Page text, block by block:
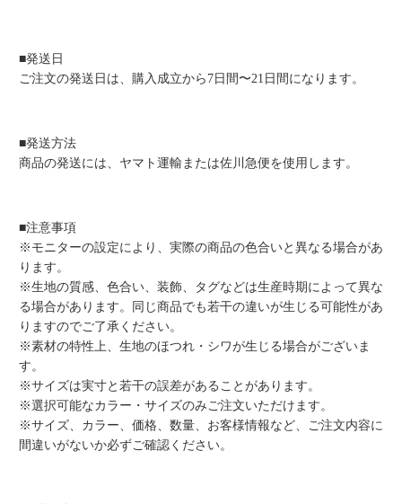
■発送日
ご注文の発送日は、購入成立から7日間〜21日間になります。
■発送方法
商品の発送には、ヤマト運輸または佐川急便を使用します。
■注意事項
※モニターの設定により、実際の商品の色合いと異なる場合があ
ります。
※生地の質感、色合い、装飾、タグなどは生産時期によって異な
る場合があります。同じ商品でも若干の違いが生じる可能性があ
りますのでご了承ください。
※素材の特性上、生地のほつれ・シワが生じる場合がございま
す。
※サイズは実寸と若干の誤差があることがあります。
※選択可能なカラー・サイズのみご注文いただけます。
※サイズ、カラー、価格、数量、お客様情報など、ご注文内容に
間違いがないか必ずご確認ください。